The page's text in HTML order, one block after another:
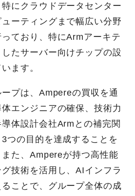
にクラウドデータセンター
ーティングまで幅広い分野
ており、特にArmアーキテ
たサーバー向けチップの設
ます。
プは、Ampereの買収を通
エンジニアの確保、技術力
体設計会社Armとの補完関
つの目的を達成することを
た、Ampereが持つ高性能
技術を活用し、AIインフラ
ことで、グループ全体の成